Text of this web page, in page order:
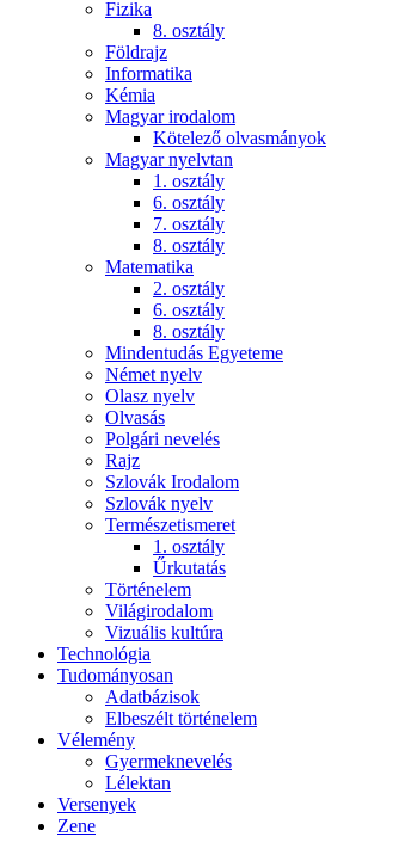
Fizika
8. osztály
Földrajz
Informatika
Kémia
Magyar irodalom
Kötelező olvasmányok
Magyar nyelvtan
1. osztály
6. osztály
7. osztály
8. osztály
Matematika
2. osztály
6. osztály
8. osztály
Mindentudás Egyeteme
Német nyelv
Olasz nyelv
Olvasás
Polgári nevelés
Rajz
Szlovák Irodalom
Szlovák nyelv
Természetismeret
1. osztály
Űrkutatás
Történelem
Világirodalom
Vizuális kultúra
Technológia
Tudományosan
Adatbázisok
Elbeszélt történelem
Vélemény
Gyermeknevelés
Lélektan
Versenyek
Zene